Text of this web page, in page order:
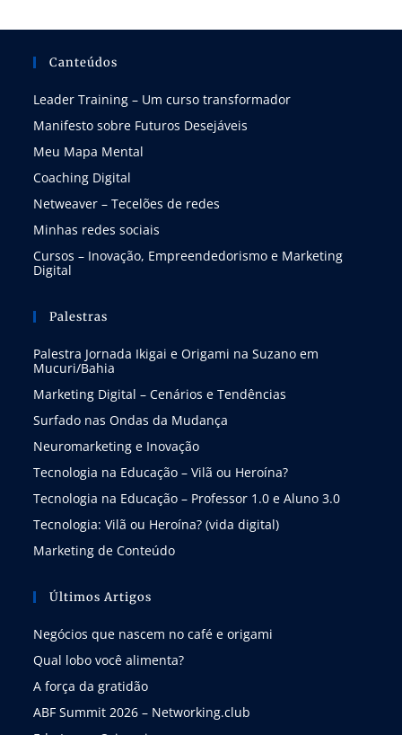
Canteúdos
Leader Training – Um curso transformador
Manifesto sobre Futuros Desejáveis
Meu Mapa Mental
Coaching Digital
Netweaver – Tecelões de redes
Minhas redes sociais
Cursos – Inovação, Empreendedorismo e Marketing
Digital
Palestras
Palestra Jornada Ikigai e Origami na Suzano em
Mucuri/Bahia
Marketing Digital – Cenários e Tendências
Surfado nas Ondas da Mudança
Neuromarketing e Inovação
Tecnologia na Educação – Vilã ou Heroína?
Tecnologia na Educação – Professor 1.0 e Aluno 3.0
Tecnologia: Vilã ou Heroína? (vida digital)
Marketing de Conteúdo
Últimos Artigos
Negócios que nascem no café e origami
Qual lobo você alimenta?
A força da gratidão
ABF Summit 2026 – Networking.club